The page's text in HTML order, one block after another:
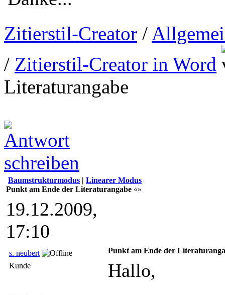
Zitierstil-Creator /
/ Zitierstil-Creator in Word
Literaturangabe
Baumstrukturmodus | Linearer Modus
Punkt am Ende der Literaturangabe «»
19.12.2009,
17:10
s. neubert
Kunde
Punkt am Ende der
Hallo,